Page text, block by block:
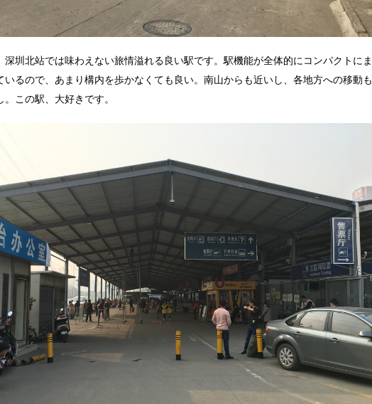
深圳北站では味わえない旅情溢れる良い駅です。駅機能が全体的にコンパクトにま
いるので、あまり構内を歩かなくても良い。南山からも近いし、各地方への移動も
。この駅、大好きです。